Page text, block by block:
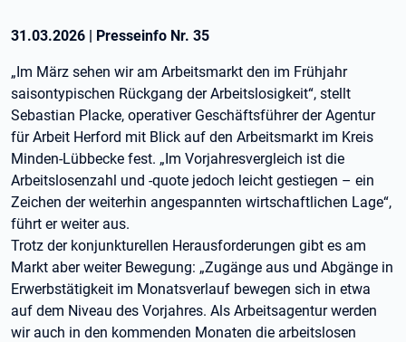
31.03.2026 | Presseinfo Nr. 35
„Im März sehen wir am Arbeitsmarkt den im Frühjahr
saisontypischen Rückgang der Arbeitslosigkeit“, stellt
Sebastian Placke, operativer Geschäftsführer der Agentur
für Arbeit Herford mit Blick auf den Arbeitsmarkt im Kreis
Minden-Lübbecke fest. „Im Vorjahresvergleich ist die
Arbeitslosenzahl und -quote jedoch leicht gestiegen – ein
Zeichen der weiterhin angespannten wirtschaftlichen Lage“,
führt er weiter aus.
Trotz der konjunkturellen Herausforderungen gibt es am
Markt aber weiter Bewegung: „Zugänge aus und Abgänge in
Erwerbstätigkeit im Monatsverlauf bewegen sich in etwa
auf dem Niveau des Vorjahres. Als Arbeitsagentur werden
wir auch in den kommenden Monaten die arbeitslosen